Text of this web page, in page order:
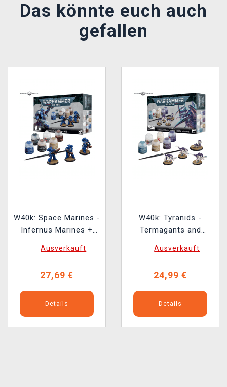
Das könnte euch auch
gefallen
W40k: Space Marines -
Infernus Marines +
Ausverkauft
27,69 €
Details
W40k: Tyranids -
Termagants and
Farben
Ausverkauft
24,99 €
Details